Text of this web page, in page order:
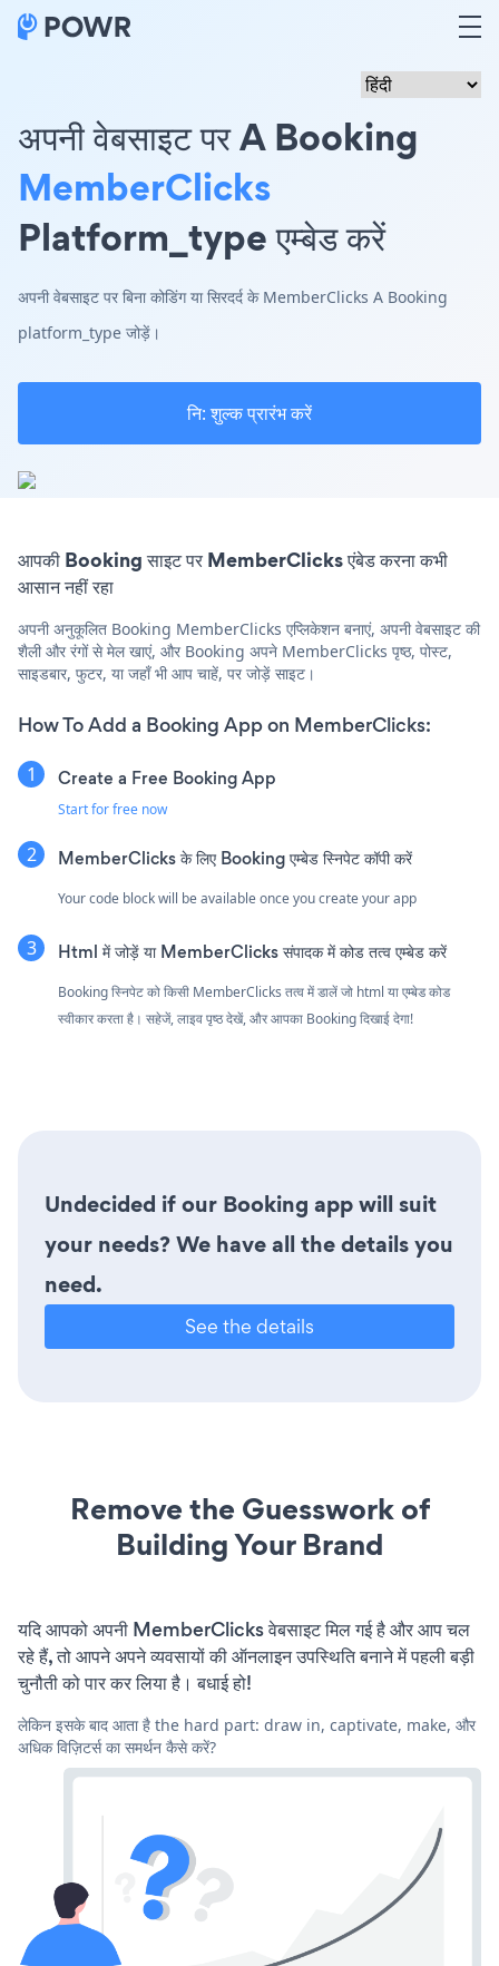
अपनी वेबसाइट पर A Booking
MemberClicks
Platform_type एम्बेड करें
अपनी वेबसाइट पर बिना कोडिंग या सिरदर्द के MemberClicks A Booking
platform_type जोड़ें।
नि: शुल्क प्रारंभ करें
आपकी Booking साइट पर MemberClicks एंबेड करना कभी
आसान नहीं रहा
अपनी अनुकूलित Booking MemberClicks एप्लिकेशन बनाएं, अपनी वेबसाइट की
शैली और रंगों से मेल खाएं, और Booking अपने MemberClicks पृष्ठ, पोस्ट,
साइडबार, फुटर, या जहाँ भी आप चाहें, पर जोड़ें साइट।
How To Add a Booking App on MemberClicks:
Create a Free Booking App
Start for free now
MemberClicks के लिए Booking एम्बेड स्निपेट कॉपी करें
Your code block will be available once you create your app
Html में जोड़ें या MemberClicks संपादक में कोड तत्व एम्बेड करें
Booking स्निपेट को किसी MemberClicks तत्व में डालें जो html या एम्बेड कोड
स्वीकार करता है। सहेजें, लाइव पृष्ठ देखें, और आपका Booking दिखाई देगा!
Undecided if our Booking app will suit
your needs? We have all the details you
need.
See the details
Remove the Guesswork of
Building Your Brand
यदि आपको अपनी MemberClicks वेबसाइट मिल गई है और आप चल
रहे हैं, तो आपने अपने व्यवसायों की ऑनलाइन उपस्थिति बनाने में पहली बड़ी
चुनौती को पार कर लिया है। बधाई हो!
लेकिन इसके बाद आता है the hard part: draw in, captivate, make, और
अधिक विज़िटर्स का समर्थन कैसे करें?